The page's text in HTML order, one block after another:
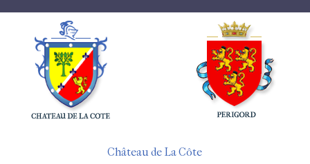
Château de La Côte